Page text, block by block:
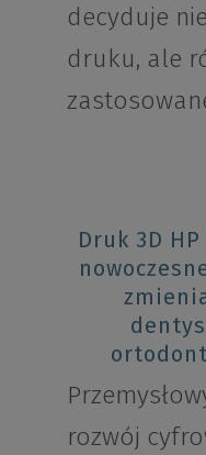
decyduje
druku, ale
Druk 3D
rozwój